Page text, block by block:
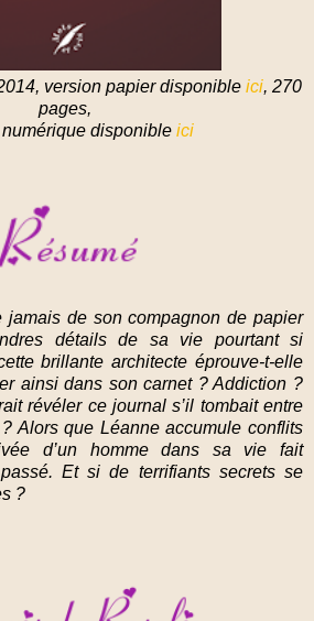
version papier disponible ici, 270
pages,
disponible ici
jamais de son compagnon de papier
détails de sa vie pourtant si
brillante architecte éprouve-t-elle
ainsi dans son carnet ? Addiction ?
révéler ce journal s’il tombait entre
Alors que Léanne accumule conflits
d’un homme dans sa vie fait
Et si de terrifiants secrets se
?